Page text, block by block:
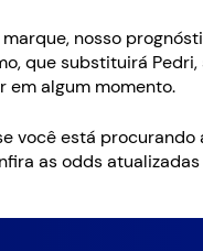
nosso
que substituirá
em algum momento.
você está procurando
as odds